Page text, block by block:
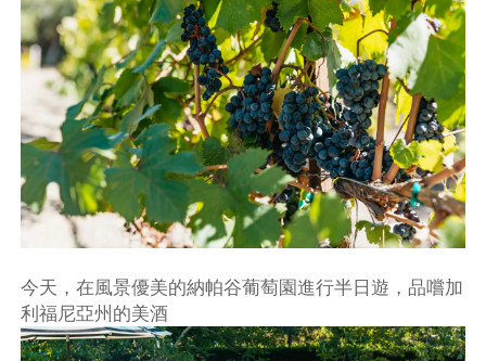
今天，在風景優美的納帕谷葡萄園進行半日遊，品嚐加
利福尼亞州的美酒